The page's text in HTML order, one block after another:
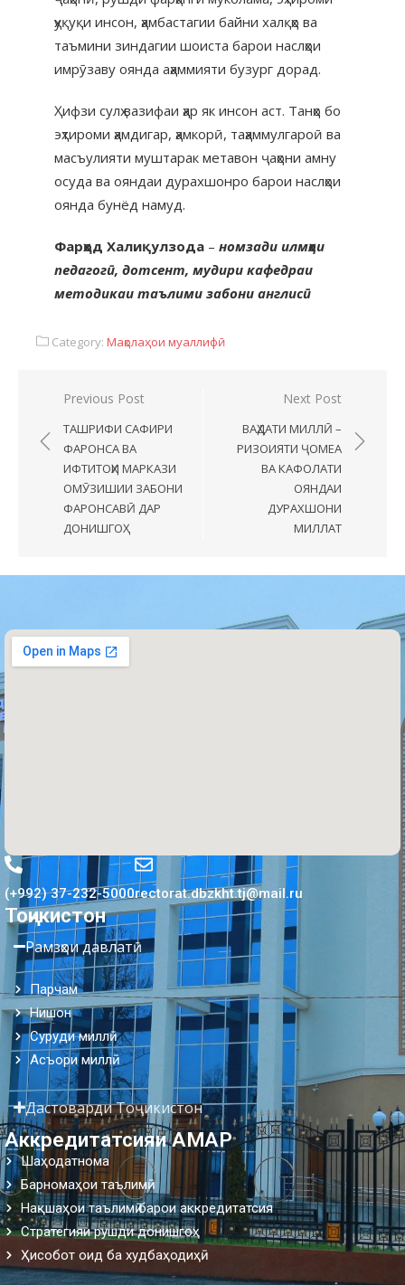
ҳуқуқи инсон, ҳамбастагии байни халқҳо ва
таъмини зиндагии шоиста барои наслҳои
имрӯзаву оянда аҳаммияти бузург дорад.
Ҳифзи сулҳ вазифаи ҳар як инсон аст. Танҳо бо
эҳтироми ҳамдигар, ҳамкорӣ, таҳаммулгароӣ ва
масъулияти муштарак метавон ҷаҳони амну
осуда ва ояндаи дурахшонро барои наслҳои
оянда бунёд намуд.
Фарҳод Халиқулзода – номзади илмҳои
педагогӣ, дотсент, мудири кафедраи
методикаи таълими забони англисӣ
Category: Мақолаҳои муаллифӣ
Previous Post
ТАШРИФИ САФИРИ
ФАРОНСА ВА
ИФТИТОҲИ МАРКАЗИ
ОМӮЗИШИИ ЗАБОНИ
ФАРОНСАВӢ ДАР
ДОНИШГОҲ
Next Post
ВАҲДАТИ МИЛЛӢ –
РИЗОИЯТИ ҶОМЕА
ВА КАФОЛАТИ
ОЯНДАИ
ДУРАХШОНИ
МИЛЛАТ
(+992) 37-232-5000rectorat.dbzkht.tj@mail.ru
Тоҷикистон
Рамзҳои давлатӣ
Парчам
Нишон
Суруди миллӣ
Асъори миллӣ
Дастоварди Тоҷикистон
Аккредитатсияи АМАР
Шаҳодатнома
Барномаҳои таълимӣ
Нақшаҳои таълимӣ барои аккредитатсия
Стратегияи рушди донишгоҳ
Ҳисобот оид ба худбаҳодиҳӣ